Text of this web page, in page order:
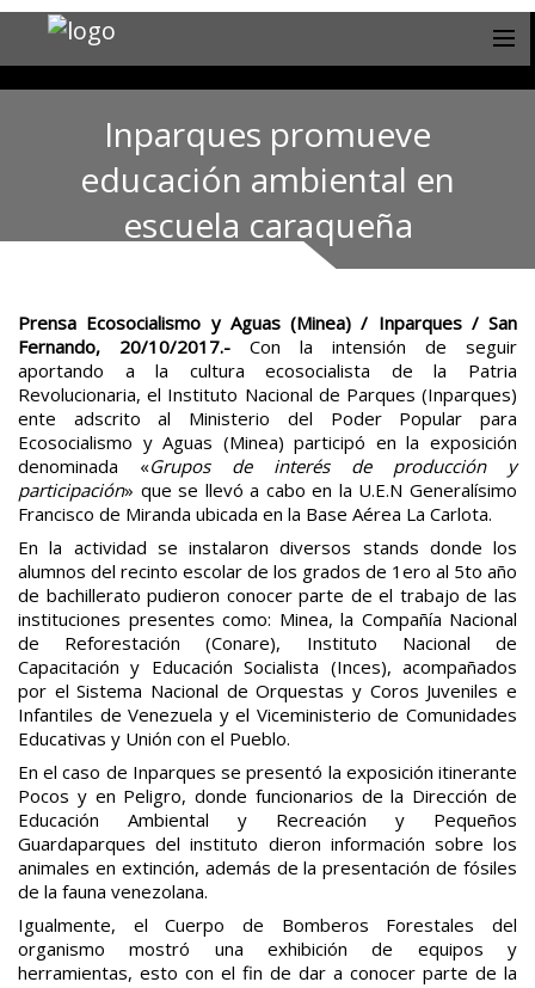
Inparques promueve
educación ambiental en
escuela caraqueña
Prensa Ecosocialismo y Aguas (Minea) / Inparques / San
Fernando, 20/10/2017.- Con la intensión de seguir
aportando a la cultura ecosocialista de la Patria
Revolucionaria, el Instituto Nacional de Parques (Inparques)
ente adscrito al Ministerio del Poder Popular para
Ecosocialismo y Aguas (Minea) participó en la exposición
denominada «Grupos de interés de producción y
participación» que se llevó a cabo en la U.E.N Generalísimo
Francisco de Miranda ubicada en la Base Aérea La Carlota.
En la actividad se instalaron diversos stands donde los
alumnos del recinto escolar de los grados de 1ero al 5to año
de bachillerato pudieron conocer parte de el trabajo de las
instituciones presentes como: Minea, la Compañía Nacional
de Reforestación (Conare), Instituto Nacional de
Capacitación y Educación Socialista (Inces), acompañados
por el Sistema Nacional de Orquestas y Coros Juveniles e
Infantiles de Venezuela y el Viceministerio de Comunidades
Educativas y Unión con el Pueblo.
En el caso de Inparques se presentó la exposición itinerante
Pocos y en Peligro, donde funcionarios de la Dirección de
Educación Ambiental y Recreación y Pequeños
Guardaparques del instituto dieron información sobre los
animales en extinción, además de la presentación de fósiles
de la fauna venezolana.
Igualmente, el Cuerpo de Bomberos Forestales del
organismo mostró una exhibición de equipos y
herramientas, esto con el fin de dar a conocer parte de la